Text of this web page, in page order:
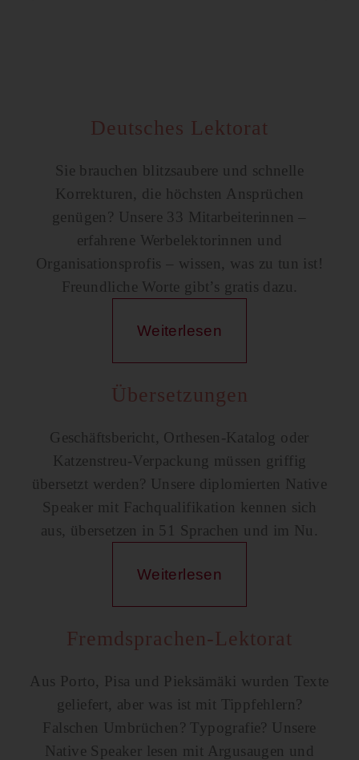
Deutsches Lektorat
Sie brauchen blitzsaubere und schnelle
Korrekturen, die höchsten Ansprüchen
genügen? Unsere 33 Mitarbeiterinnen –
erfahrene Werbelektorinnen und
Organisationsprofis – wissen, was zu tun ist!
Freundliche Worte gibt’s gratis dazu.
Weiterlesen
Übersetzungen
Geschäftsbericht, Orthesen-Katalog oder
Katzenstreu-Verpackung müssen griffig
übersetzt werden? Unsere diplomierten Native
Speaker mit Fachqualifikation kennen sich
aus, übersetzen in 51 Sprachen und im Nu.
Weiterlesen
Fremdsprachen-Lektorat
Aus Porto, Pisa und Pieksämäki wurden Texte
geliefert, aber was ist mit Tippfehlern?
Falschen Umbrüchen? Typografie? Unsere
Native Speaker lesen mit Argusaugen und